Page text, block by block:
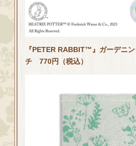
『PETER RABBIT™』ガーデニ
チ 770円（税込）